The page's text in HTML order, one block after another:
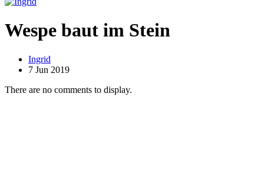
Wespe baut im Stein
Ingrid
7 Jun 2019
There are no comments to display.